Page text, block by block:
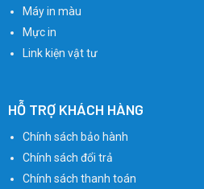
Máy in màu
Mực in
Link kiện vật tư
HỖ TRỢ KHÁCH HÀNG
Chính sách bảo hành
Chính sách đổi trả
Chính sách thanh toán